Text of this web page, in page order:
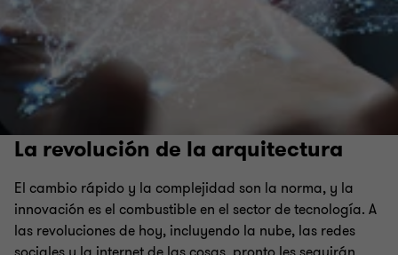
La revolución de la arquitectura
El cambio rápido y la complejidad son la norma, y la
innovación es el combustible en el sector de tecnología. A
las revoluciones de hoy, incluyendo la nube, las redes